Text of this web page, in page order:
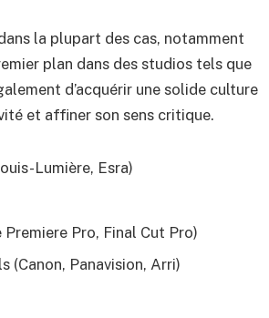
la plupart des cas, notamment
plan dans des studios tels que
d’acquérir une solide culture
et affiner son sens critique.
Lumière, Esra)
Pro, Final Cut Pro)
(Canon, Panavision, Arri)